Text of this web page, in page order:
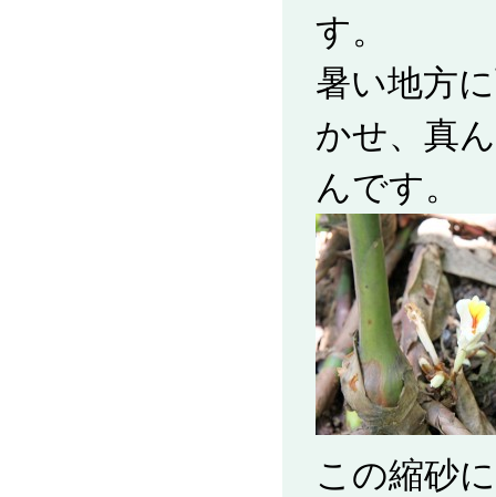
す。
暑い地方
かせ、真
んです。
この縮砂